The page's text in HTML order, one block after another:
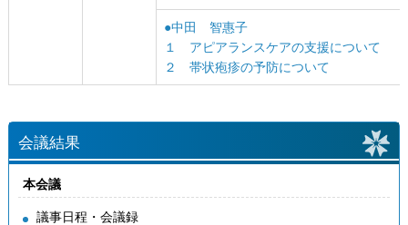
●中田 智惠子
１ アピアランスケアの支援について
２ 帯状疱疹の予防について
会議結果
本会議
議事日程・会議録